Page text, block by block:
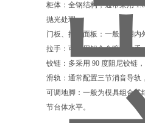
柜体：全钢结构，通常采用
抛光处理。
门板、抽屉面板：一般采用内
拉手：可选用铝合金暗式拉手
铰链：多采用 90 度阻尼铰链
滑轨：通常配置三节消音导轨
可调地脚：一般为模具组合式
节台体水平。